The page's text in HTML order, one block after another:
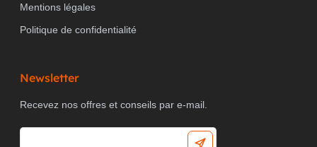
Mentions légales
Politique de confidentialité
Newsletter
Recevez nos offres et conseils par e-mail.